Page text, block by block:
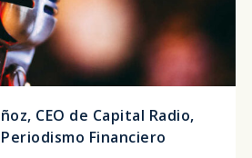
CEO de Capital Radio,
Financiero